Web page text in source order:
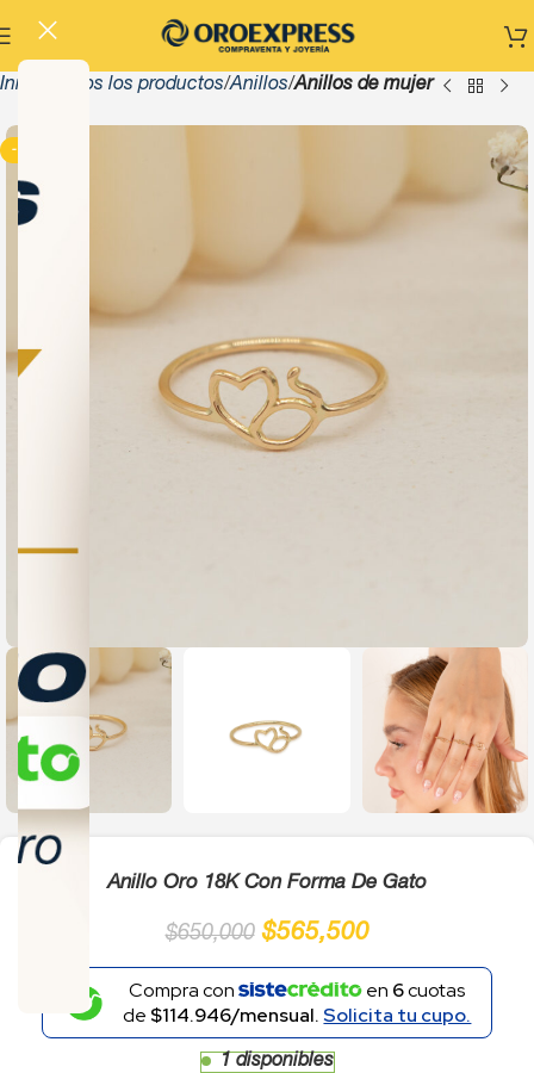
Inicio Todos los productos Anillos Anillos de mujer
-13%
Anillo Oro 18K Con Forma De Gato
$650,000 $565,500
Compra con en 6cuotas
de $114.946/mensual.Solicita tu cupo.
1 disponibles